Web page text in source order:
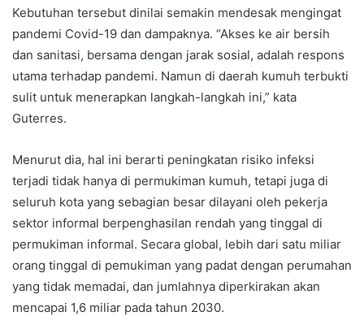
Kebutuhan tersebut dinilai semakin mendesak mengingat
pandemi Covid-19 dan dampaknya. “Akses ke air bersih
dan sanitasi, bersama dengan jarak sosial, adalah respons
utama terhadap pandemi. Namun di daerah kumuh terbukti
sulit untuk menerapkan langkah-langkah ini,” kata
Guterres.
Menurut dia, hal ini berarti peningkatan risiko infeksi
terjadi tidak hanya di permukiman kumuh, tetapi juga di
seluruh kota yang sebagian besar dilayani oleh pekerja
sektor informal berpenghasilan rendah yang tinggal di
permukiman informal. Secara global, lebih dari satu miliar
orang tinggal di pemukiman yang padat dengan perumahan
yang tidak memadai, dan jumlahnya diperkirakan akan
mencapai 1,6 miliar pada tahun 2030.